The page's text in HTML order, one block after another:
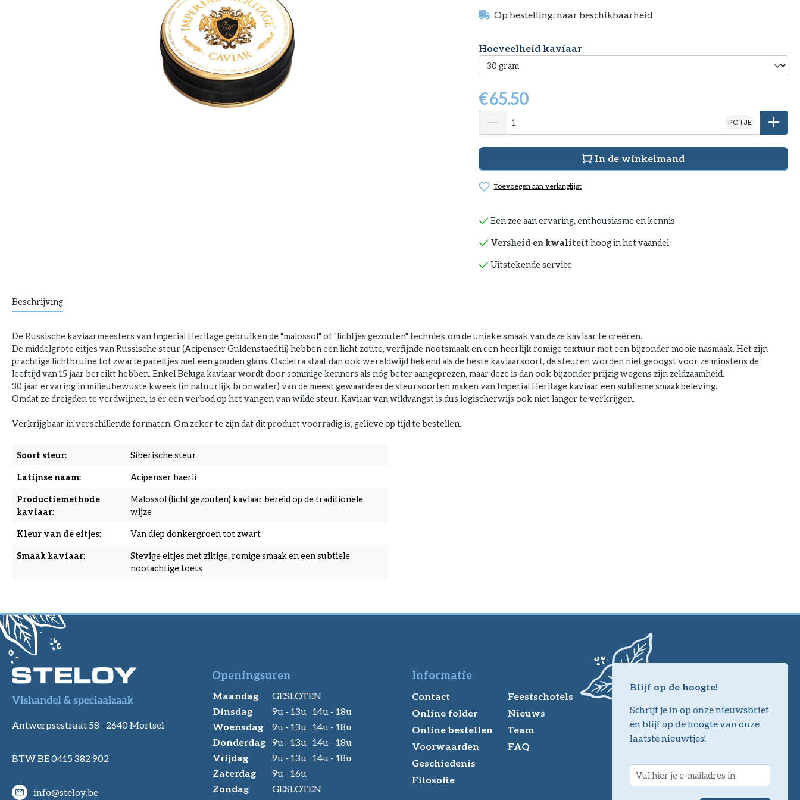
Op bestelling: naar beschikbaarheid
Selecteer
Hoeveelheid kaviaar
€65.50
POTJE
In de winkelmand
Toevoegen aan verlanglijst
Een zee aan ervaring, enthousiasme en kennis
Versheid en kwaliteit hoog in het vaandel
Uitstekende service
Beschrijving
De Russische kaviaarmeesters van Imperial Heritage gebruiken de "malossol" of "lichtjes gezouten" techniek om de unieke smaak van deze kaviaar te creëren.
De middelgrote eitjes van Russische steur (Acipenser Guldenstaedtii) hebben een licht zoute, verfijnde nootsmaak en een heerlijk romige textuur met een bijzonder mooie nasmaak. Het zijn
prachtige lichtbruine tot zwarte pareltjes met een gouden glans. Oscietra staat dan ook wereldwijd bekend als de beste kaviaarsoort, de steuren worden niet geoogst voor ze minstens de
leeftijd van 15 jaar bereikt hebben. Enkel Beluga kaviaar wordt door sommige kenners als nóg beter aangeprezen, maar deze is dan ook bijzonder prijzig wegens zijn zeldzaamheid.
30 jaar ervaring in milieubewuste kweek (in natuurlijk bronwater) van de meest gewaardeerde steursoorten maken van Imperial Heritage kaviaar een sublieme smaakbeleving.
Omdat ze dreigden te verdwijnen, is er een verbod op het vangen van wilde steur. Kaviaar van wildvangst is dus logischerwijs ook niet langer te verkrijgen.
Verkrijgbaar in verschillende formaten. Om zeker te zijn dat dit product voorradig is, gelieve op tijd te bestellen.
Soort steur: Siberische steur
Latijnse naam: Acipenser baerii
Productiemethode
kaviaar:
Malossol (licht gezouten) kaviaar bereid op de traditionele
wijze
Kleur van de eitjes: Van diep donkergroen tot zwart
Smaak kaviaar:
Stevige eitjes met ziltige, romige smaak en een subtiele
nootachtige toets
Antwerpsestraat 58 - 2640 Mortsel
BTW BE 0415 382 902
info@steloy.be
Openingsuren
Maandag
GESLOTEN
Dinsdag
9u - 13u 14u - 18u
Woensdag
9u - 13u 14u - 18u
Donderdag 9u - 13u 14u - 18u
Vrijdag
9u - 13u 14u - 18u
Zaterdag
9u - 16u
Zondag
GESLOTEN
Informatie
Contact
Online folder
Online bestellen
Voorwaarden
Geschiedenis
Filosofie
Feestschotels
Nieuws
Team
FAQ
Blijf op de hoogte!
Schrijf je in op onze nieuwsbrief
en blijf op de hoogte van onze
laatste nieuwtjes!